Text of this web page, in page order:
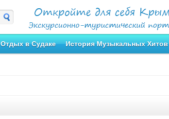
Отдых в Судаке История Музыкальных Хитов